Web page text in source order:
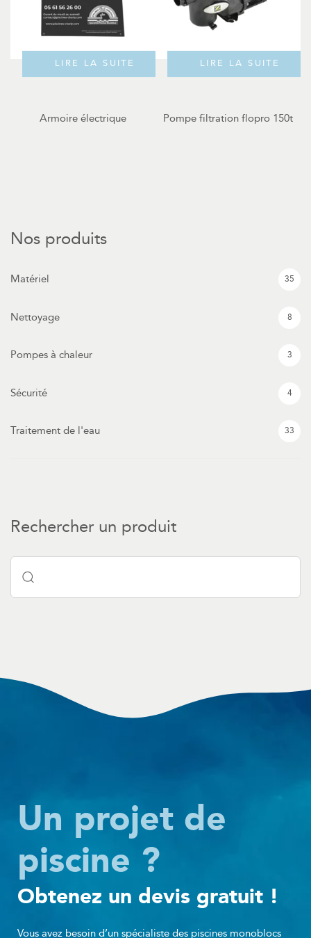
LIRE LA SUITE
Armoire électrique
LIRE LA SUITE
Pompe filtration flopro 150t
Nos produits
Matériel 35
Nettoyage 8
Pompes à chaleur 3
Sécurité 4
Traitement de l'eau 33
Rechercher un produit
Obtenez un devis gratuit !
Un projet de
piscine ?
Vous avez besoin d’un spécialiste des piscines monoblocs